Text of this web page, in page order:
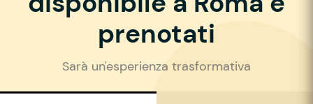
prenotati
Sarà un'esperienza trasformativa